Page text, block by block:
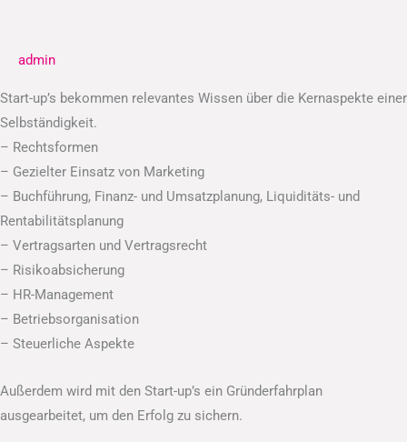
admin
Start-up’s bekommen relevantes Wissen über die Kernaspekte einer
Selbständigkeit.
– Rechtsformen
– Gezielter Einsatz von Marketing
– Buchführung, Finanz- und Umsatzplanung, Liquiditäts- und
Rentabilitätsplanung
– Vertragsarten und Vertragsrecht
– Risikoabsicherung
– HR-Management
– Betriebsorganisation
– Steuerliche Aspekte
Außerdem wird mit den Start-up’s ein Gründerfahrplan
ausgearbeitet, um den Erfolg zu sichern.